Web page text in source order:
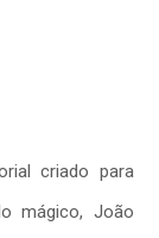
criado para
mágico, João